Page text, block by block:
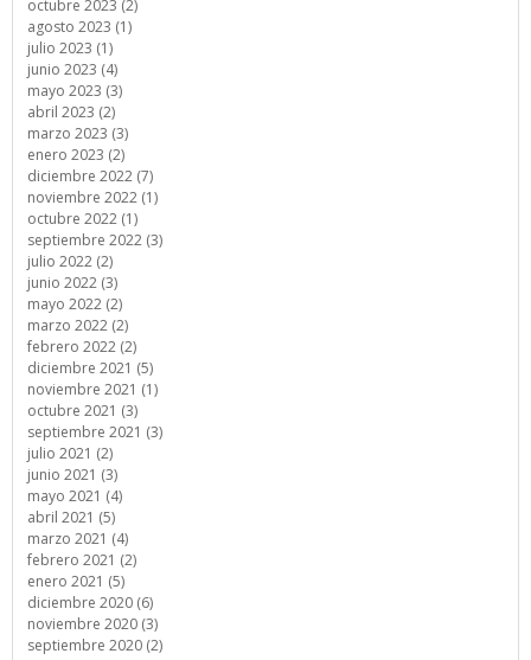
octubre 2023 (2)
agosto 2023 (1)
julio 2023 (1)
junio 2023 (4)
mayo 2023 (3)
abril 2023 (2)
marzo 2023 (3)
enero 2023 (2)
diciembre 2022 (7)
noviembre 2022 (1)
octubre 2022 (1)
septiembre 2022 (3)
julio 2022 (2)
junio 2022 (3)
mayo 2022 (2)
marzo 2022 (2)
febrero 2022 (2)
diciembre 2021 (5)
noviembre 2021 (1)
octubre 2021 (3)
septiembre 2021 (3)
julio 2021 (2)
junio 2021 (3)
mayo 2021 (4)
abril 2021 (5)
marzo 2021 (4)
febrero 2021 (2)
enero 2021 (5)
diciembre 2020 (6)
noviembre 2020 (3)
septiembre 2020 (2)